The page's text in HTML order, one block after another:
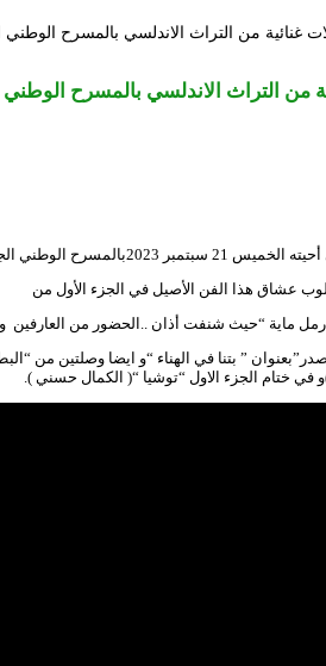
غنائية من التراث الاندلسي بالمسرح الوطني
من التراث الاندلسي بالمسرح الوطني
الجميلة التي يزخر بها الطرب الاندلسي الجزائري .
عشاق هذا الفن الأصيل في الجزء الأول من
رمل ماية “حيث شنفت أذان ..الحضور من
” بتنا في الهناء “و ايضا وصلتين من
ختام الجزء الاول “توشيا “( الكمال حسني ).